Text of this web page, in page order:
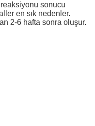
sonucu
en sık nedenler.
2-6 hafta sonra oluşur.